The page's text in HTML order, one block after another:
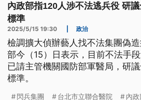
內政部指120人涉不法逃兵役 研
標準
2025/5/15 19:30 政治
檢調擴大偵辦藝人找不法集團偽
部今（15）日表示，目前不法手
已請主管機關國防部軍醫局，研
標準。
閃兵集團 台北市立聯合醫院 內政